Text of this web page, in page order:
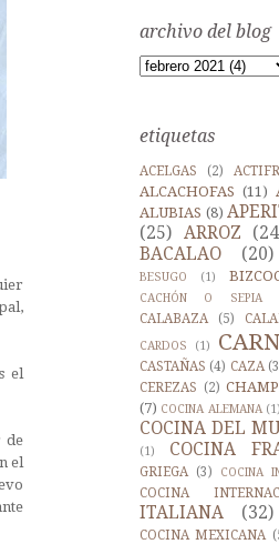
el
de
el
archivo del blog
etiquetas
ACELGAS (2)
ALCACHOFAS (11)
ALUBIAS (8)
(25)
ARROZ
BACALAO (20)
BESUGO (1)
CACHÓN O SEPIA
CALABAZA (5)
CARDOS
(1)
CASTAÑAS (4) CAZA
CEREZAS (2)
(7) COCINA ALEMANA (1)
COCINA DEL
(1)
COCINA
GRIEGA (3) COCINA
COCINA
ITALIANA
(32)
COCINA MEXICANA